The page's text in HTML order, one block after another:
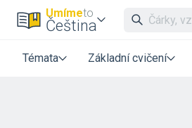
Umímeto
Čeština
Témata Základní cvičení